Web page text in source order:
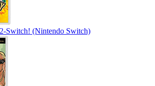
Switch! (Nintendo Switch)